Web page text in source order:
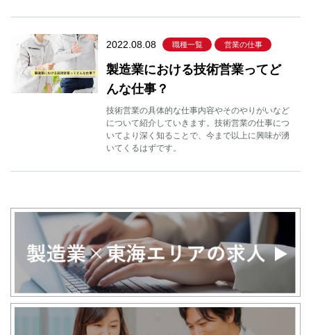
2022.08.08 職種一覧 営業の仕事
製造業における技術営業ってど
んな仕事？
技術営業の具体的な仕事内容やそのやりがいなど
について紹介していきます。技術営業の仕事につ
いてより深く知ることで、今まで以上に興味が湧
いてくるはずです。